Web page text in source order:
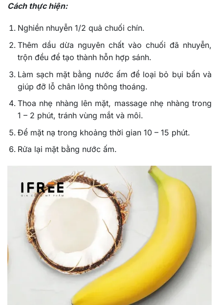
Cách thực hiện:
Nghiền nhuyễn 1/2 quả chuối chín.
Thêm dầu dừa nguyên chất vào chuối đã nhuyễn,
trộn đều để tạo thành hỗn hợp sánh.
Làm sạch mặt bằng nước ấm để loại bỏ bụi bẩn và
giúp đỡ lỗ chân lông thông thoáng.
Thoa nhẹ nhàng lên mặt, massage nhẹ nhàng trong
1 – 2 phút, tránh vùng mắt và môi.
Để mặt nạ trong khoảng thời gian 10 – 15 phút.
Rửa lại mặt bằng nước ấm.